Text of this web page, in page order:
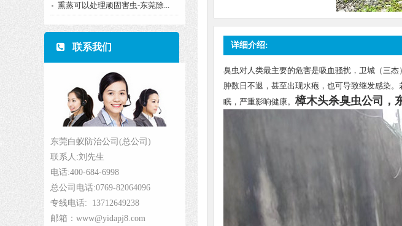
熏蒸可以处理顽固害虫-东莞除...
联系我们
东莞白蚁防治公司(总公司)
联系人:刘先生
电话:400-684-6998
总公司电话:0769-82064096
专线电话: 13712649238
邮箱：www@yidapj8.com
详细介绍:
臭虫对人类最主要的危害是吸血骚扰，卫城（三
肿数日不退，甚至出现水疱，也可导致继发感染
眠，严重影响健康。樟木头杀臭虫公司，